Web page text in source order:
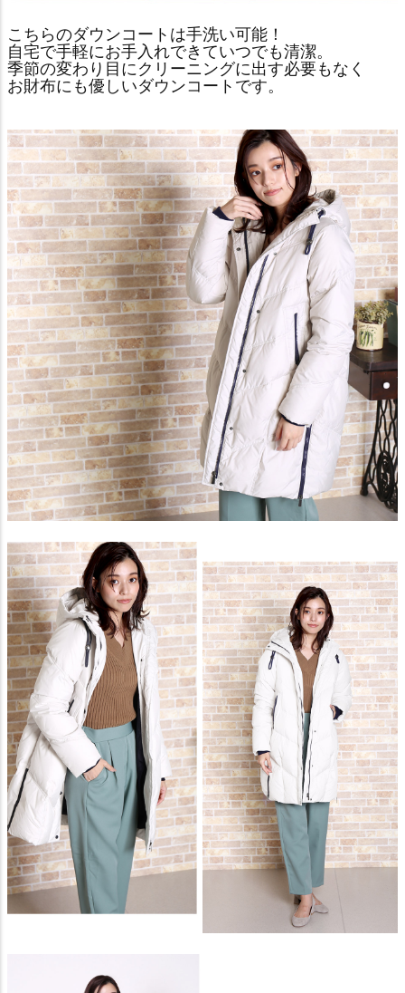
こちらのダウンコートは手洗い可能！
自宅で手軽にお手入れできていつでも清潔。
季節の変わり目にクリーニングに出す必要もなく
お財布にも優しいダウンコートです。